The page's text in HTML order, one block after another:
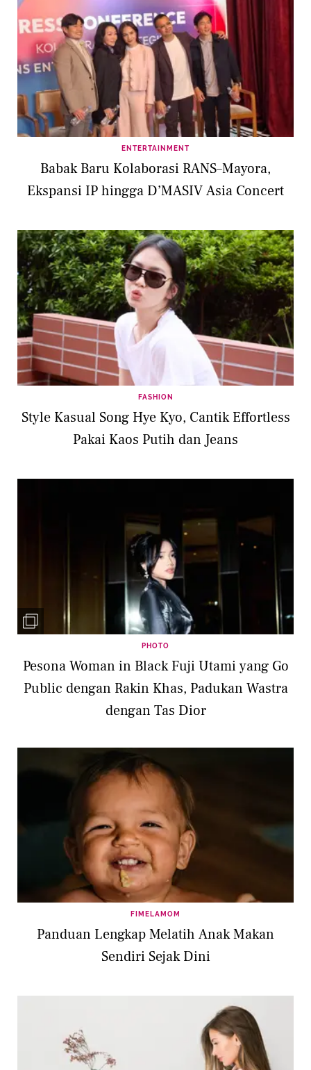
ENTERTAINMENT
Babak Baru Kolaborasi RANS–Mayora,
Ekspansi IP hingga D’MASIV Asia Concert
FASHION
Style Kasual Song Hye Kyo, Cantik Effortless
Pakai Kaos Putih dan Jeans
PHOTO
Pesona Woman in Black Fuji Utami yang Go
Public dengan Rakin Khas, Padukan Wastra
dengan Tas Dior
FIMELAMOM
Panduan Lengkap Melatih Anak Makan
Sendiri Sejak Dini